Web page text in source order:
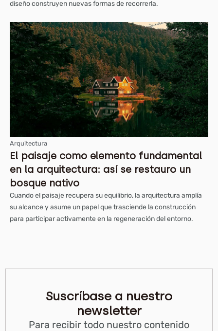
diseño construyen nuevas formas de recorrerla.
Arquitectura
El paisaje como elemento fundamental
en la arquitectura: así se restauro un
bosque nativo
Cuando el paisaje recupera su equilibrio, la arquitectura amplía
su alcance y asume un papel que trasciende la construcción
para participar activamente en la regeneración del entorno.
Suscríbase a nuestro
newsletter
Para recibir todo nuestro contenido